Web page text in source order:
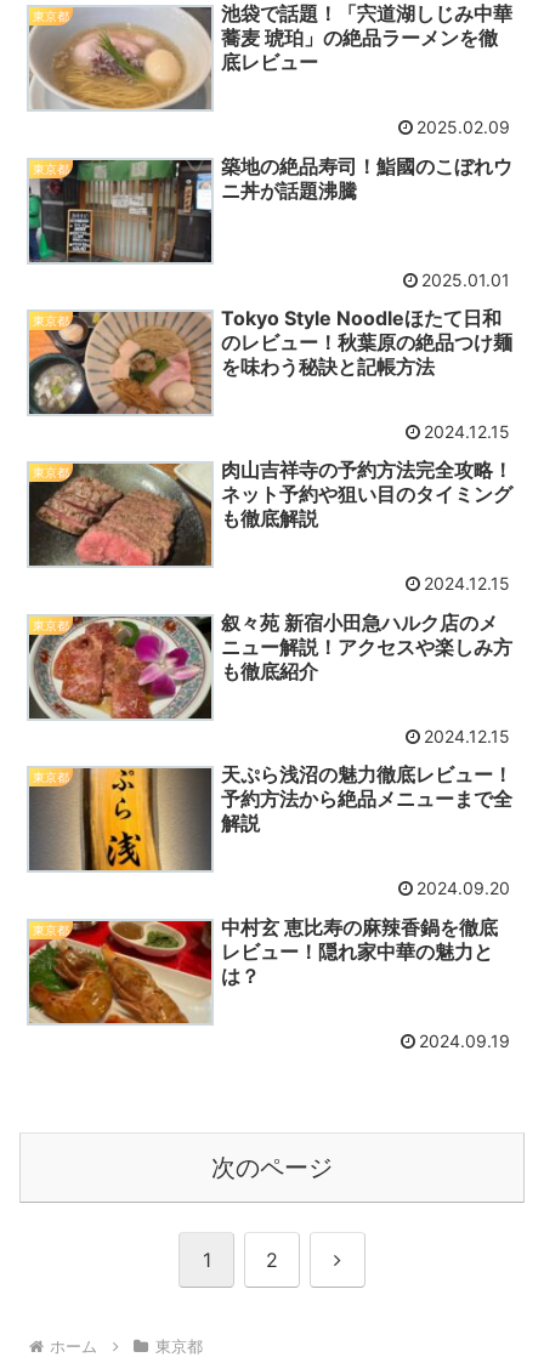
東京都
池袋で話題！「宍道湖しじみ中華
蕎麦 琥珀」の絶品ラーメンを徹
底レビュー
2025.02.09
東京都
築地の絶品寿司！鮨國のこぼれウ
ニ丼が話題沸騰
2025.01.01
東京都
Tokyo Style Noodleほたて日和
のレビュー！秋葉原の絶品つけ麺
を味わう秘訣と記帳方法
2024.12.15
東京都
肉山吉祥寺の予約方法完全攻略！
ネット予約や狙い目のタイミング
も徹底解説
2024.12.15
東京都
叙々苑 新宿小田急ハルク店のメ
ニュー解説！アクセスや楽しみ方
も徹底紹介
2024.12.15
東京都
天ぷら浅沼の魅力徹底レビュー！
予約方法から絶品メニューまで全
解説
2024.09.20
東京都
中村玄 恵比寿の麻辣香鍋を徹底
レビュー！隠れ家中華の魅力と
は？
2024.09.19
次のページ
1 2 次
ホーム 東京都